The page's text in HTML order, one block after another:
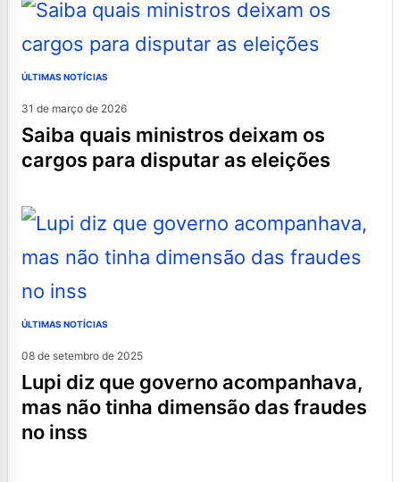
ÚLTIMAS NOTÍCIAS
31 de março de 2026
saiba quais ministros deixam os
cargos para disputar as eleições
ÚLTIMAS NOTÍCIAS
08 de setembro de 2025
lupi diz que governo acompanhava,
mas não tinha dimensão das fraudes
no inss